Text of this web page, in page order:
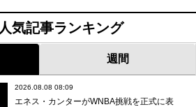
気記事ランキング
週間
2026.08.08 08:09
エネス・カンターがWNBA挑戦を正式に表